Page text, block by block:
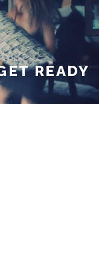
READY